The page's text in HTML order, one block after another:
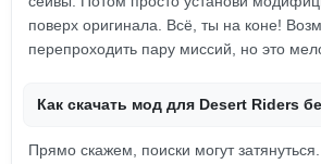
поверх оригинала. Всё, ты на коне!
перепроходить пару миссий, но это
Как скачать мод для Desert Riders
Прямо скажем, поиски могут